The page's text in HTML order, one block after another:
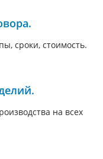
сроки, стоимость.
на всех